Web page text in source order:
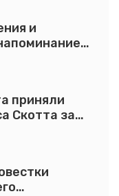
и
приняли
Скотта за